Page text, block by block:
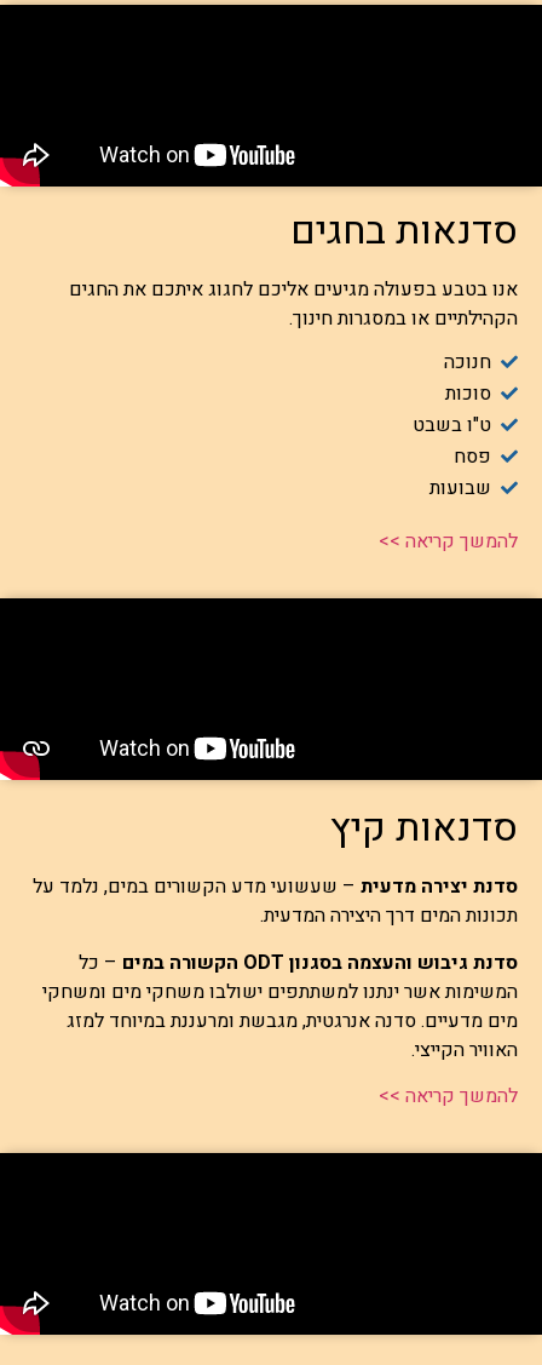
סדנאות בחגים
אנו בטבע בפעולה מגיעים אליכם לחגוג איתכם את החגים
הקהילתיים או במסגרות חינוך.
חנוכה
סוכות
ט"ו בשבט
פסח
שבועות
להמשך קריאה >>
סדנאות קיץ
סדנת יצירה מדעית – שעשועי מדע הקשורים במים, נלמד על
תכונות המים דרך היצירה המדעית.
סדנת גיבוש והעצמה בסגנון ODT הקשורה במים
– כל
המשימות אשר ינתנו למשתתפים ישולבו משחקי מים ומשחקי
מים מדעיים. סדנה אנרגטית, מגבשת ומרעננת במיוחד למזג
האוויר הקייצי.
להמשך קריאה >>